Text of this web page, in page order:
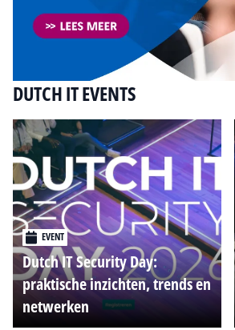
DUTCH IT EVENTS
EVENT
Dutch IT Security Day:
praktische inzichten, trends en
netwerken